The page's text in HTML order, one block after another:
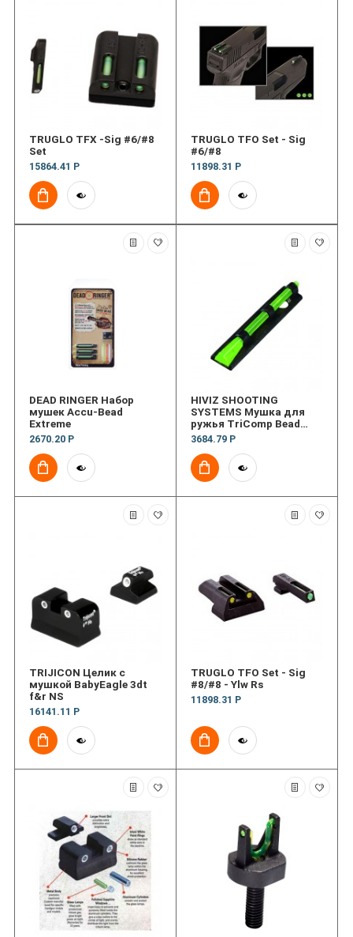
TRUGLO TFX -Sig #6/#8
Set
15864.41 Р
TRUGLO TFO Set - Sig
#6/#8
11898.31 Р
DEAD RINGER Набор
мушек Accu-Bead
Extreme
2670.20 Р
HIVIZ SHOOTING
SYSTEMS Мушка для
ружья TriComp Bead
Replacement Front Sight
3684.79 Р
TRIJICON Целик с
мушкой BabyEagle 3dt
f&r NS
16141.11 Р
TRUGLO TFO Set - Sig
#8/#8 - Ylw Rs
11898.31 Р